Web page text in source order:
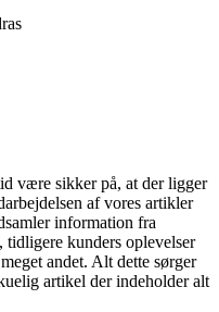
være sikker på, at der ligger
af vores artikler
information fra
tidligere kunders oplevelser
andet. Alt dette sørger
artikel der indeholder alt